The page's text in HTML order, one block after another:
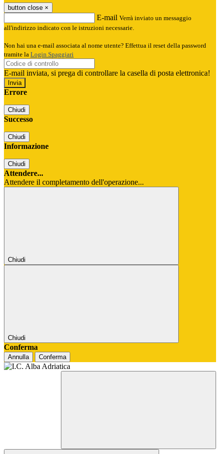
button close ×
E-mail Verrà inviato un messaggio
all'indirizzo indicato con le istruzioni necessarie.
Non hai una e-mail associata al nome utente? Effettua il reset della password
tramite la Login Spaggiari
E-mail inviata, si prega di controllare la casella di posta elettronica!
Errore
Chiudi
Successo
Chiudi
Informazione
Chiudi
Attendere...
Attendere il completamento dell'operazione...
Chiudi
Chiudi
Conferma
Annulla Conferma